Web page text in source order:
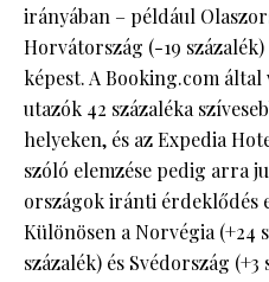
irányában – például
Horvátország (-19
képest. A Booking.com
utazók 42 százaléka
helyeken, és az Expedia
szóló elemzése pedig arra
országok iránti érdeklődés
Különösen a Norvégia (+24
százalék) és Svédország